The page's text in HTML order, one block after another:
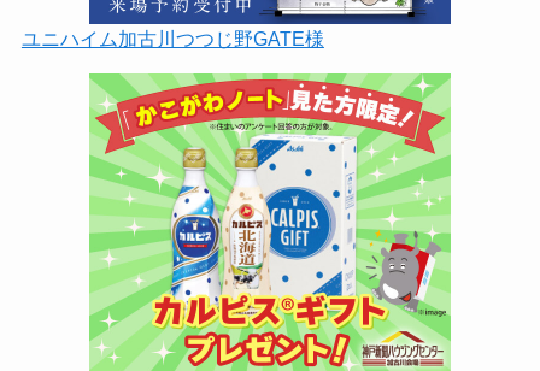
ユニハイム加古川つつじ野GATE様